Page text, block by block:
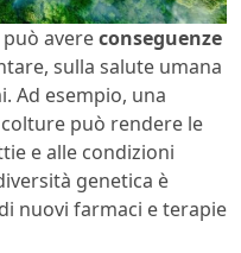
avereconseguenze
sulla salute umana
Ad esempio, una
può rendere le
e alle condizioni
genetica è
di nuovi farmaci e terapie